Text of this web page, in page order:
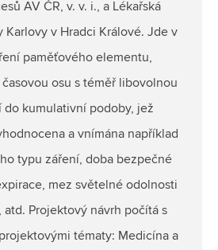
AV ČR, v. v. i., a Lékařská
Karlovy v Hradci Králové. Jde v
paměťového elementu,
osu s téměř libovolnou
do kumulativní podoby, jež
a vnímána například
typu záření, doba bezpečné
mez světelné odolnosti
Projektový návrh počítá s
tématy: Medicína a